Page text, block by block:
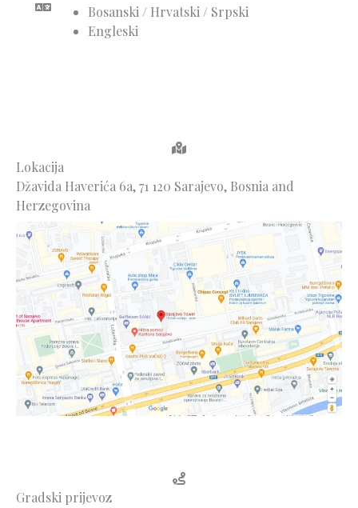
Bosanski / Hrvatski / Srpski
Engleski
Lokacija
Džavida Haverića 6a, 71 120 Sarajevo, Bosnia and
Herzegovina
Gradski prijevoz